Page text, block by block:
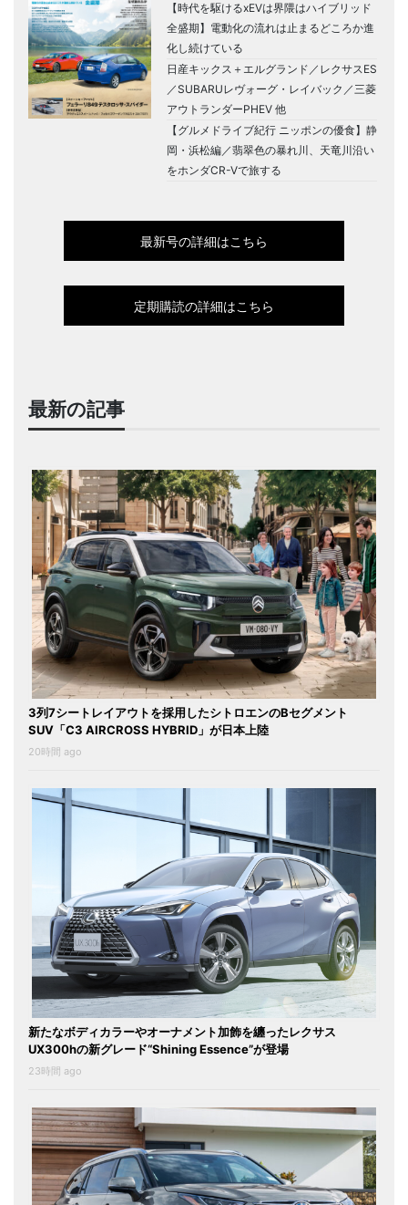
【時代を駆けるxEVは界隈はハイブリッド
全盛期】電動化の流れは止まるどころか進
化し続けている
日産キックス＋エルグランド／レクサスES
／SUBARUレヴォーグ・レイバック／三菱
アウトランダーPHEV 他
【グルメドライブ紀行 ニッポンの優食】静
岡・浜松編／翡翠色の暴れ川、天竜川沿い
をホンダCR-Vで旅する
最新号の詳細はこちら
定期購読の詳細はこちら
最新の記事
3列7シートレイアウトを採用したシトロエンのBセグメント
SUV「C3 AIRCROSS HYBRID」が日本上陸
20時間 ago
新たなボディカラーやオーナメント加飾を纏ったレクサス
UX300hの新グレード“Shining Essence”が登場
23時間 ago